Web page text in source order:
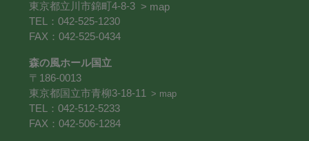
東京都立川市錦町4-8-3 > map
TEL：042-525-1230
FAX：042-525-0434
森の風ホール国立
〒186-0013
東京都国立市青柳3-18-11 > map
TEL：042-512-5233
FAX：042-506-1284